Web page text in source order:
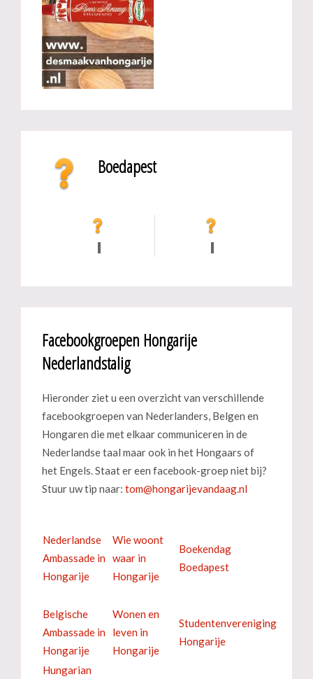
Boedapest
Facebookgroepen Hongarije
Nederlandstalig
Hieronder ziet u een overzicht van verschillende
facebookgroepen van Nederlanders, Belgen en
Hongaren die met elkaar communiceren in de
Nederlandse taal maar ook in het Hongaars of
het Engels. Staat er een facebook-groep niet bij?
Stuur uw tip naar:
Nederlandse
Ambassade in
Hongarije
Wie woont
waar in
Hongarije
Boekendag
Boedapest
Belgische
Ambassade in
Hongarije
Wonen en
leven in
Hongarije
Studentenvereniging
Hongarije
Hungarian